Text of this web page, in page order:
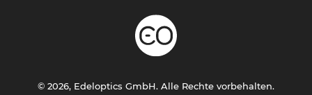
© 2026, Edeloptics GmbH. Alle Rechte vorbehalten.